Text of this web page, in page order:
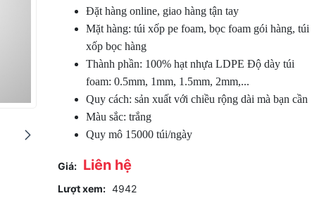
Đặt hàng online, giao hàng tận tay
Mặt hàng: túi xốp pe foam, bọc foam gói hàng, túi
xốp bọc hàng
Thành phần: 100% hạt nhựa LDPE Độ dày túi
foam: 0.5mm, 1mm, 1.5mm, 2mm,...
Quy cách: sản xuất với chiều rộng dài mà bạn cần
Màu sắc: trắng
Quy mô 15000 túi/ngày
Giá: Liên hệ
Lượt xem: 4942